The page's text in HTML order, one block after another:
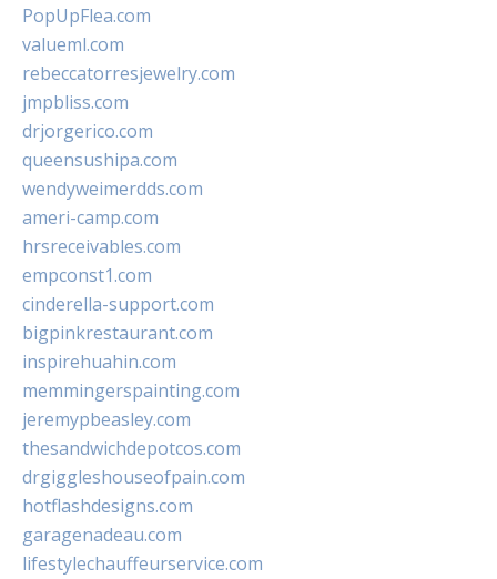
PopUpFlea.com
valueml.com
rebeccatorresjewelry.com
jmpbliss.com
drjorgerico.com
queensushipa.com
wendyweimerdds.com
ameri-camp.com
hrsreceivables.com
empconst1.com
cinderella-support.com
bigpinkrestaurant.com
inspirehuahin.com
memmingerspainting.com
jeremypbeasley.com
thesandwichdepotcos.com
drgiggleshouseofpain.com
hotflashdesigns.com
garagenadeau.com
lifestylechauffeurservice.com